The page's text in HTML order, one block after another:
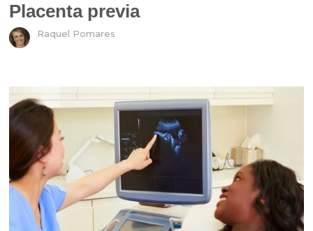
Placenta previa
Raquel Pomares